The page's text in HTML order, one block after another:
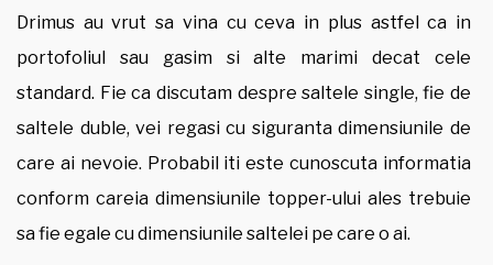
Drimus au vrut sa vina cu ceva in plus astfel ca in
portofoliul sau gasim si alte marimi decat cele
standard. Fie ca discutam despre saltele single, fie de
saltele duble, vei regasi cu siguranta dimensiunile de
care ai nevoie. Probabil iti este cunoscuta informatia
conform careia dimensiunile topper-ului ales trebuie
sa fie egale cu dimensiunile saltelei pe care o ai.